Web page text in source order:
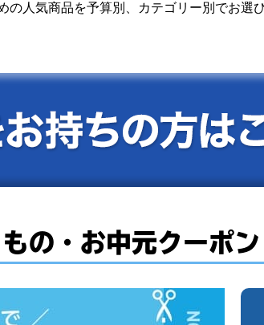
人気商品を予算別、カテゴリー別でお選
の・お中元クーポン